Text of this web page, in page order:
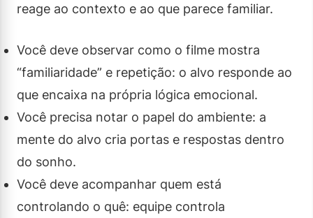
reage ao contexto e ao que parece familiar.
Você deve observar como o filme mostra
“familiaridade” e repetição: o alvo responde ao
que encaixa na própria lógica emocional.
Você precisa notar o papel do ambiente: a
mente do alvo cria portas e respostas dentro
do sonho.
Você deve acompanhar quem está
controlando o quê: equipe controla